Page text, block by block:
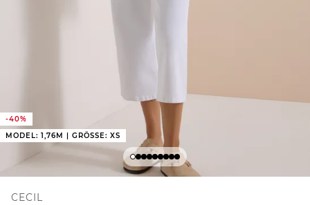
-40%
MODEL: 1,76M | GRÖSSE: XS
CECIL